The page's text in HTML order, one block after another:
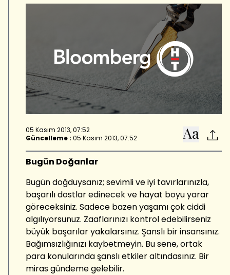
05 Kasım 2013, 07:52
Güncelleme : 05 Kasım 2013, 07:52
Bugün Doğanlar
Bugün doğduysanız; sevimli ve iyi tavırlarınızla,
başarılı dostlar edinecek ve hayat boyu yarar
göreceksiniz. Sadece bazen yaşamı çok ciddi
algılıyorsunuz. Zaaflarınızı kontrol edebilirseniz
büyük başarılar yakalarsınız. Şanslı bir insansınız.
Bağımsızlığınızı kaybetmeyin. Bu sene, ortak
para konularında şanslı etkiler altındasınız. Bir
miras gündeme gelebilir.